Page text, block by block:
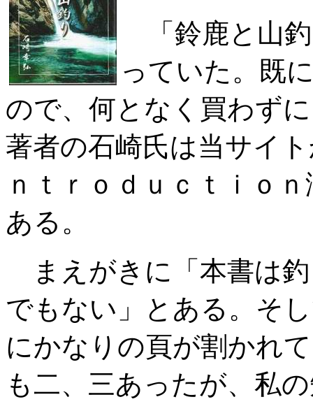
「鈴鹿と山
っていた。既
ので、何となく買わず
著者の石崎氏は当サイ
ｎｔｒｏｄｕｃｔｉｏｎ
ある。
まえがきに「本書は
でもない」とある。そ
にかなりの頁が割かれ
も二、三あったが、私